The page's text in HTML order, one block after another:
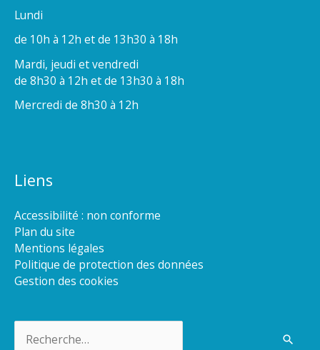
Lundi
de 10h à 12h et de 13h30 à 18h
Mardi, jeudi et vendredi
de 8h30 à 12h et de 13h30 à 18h
Mercredi de 8h30 à 12h
Liens
Accessibilité : non conforme
Plan du site
Mentions légales
Politique de protection des données
Gestion des cookies